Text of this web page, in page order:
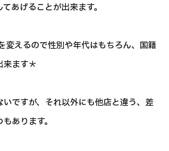
あげることが出来ます。
変えるので性別や年代はもちろん、国籍
来ます＊
ですが、それ以外にも他店と違う、差
あります。